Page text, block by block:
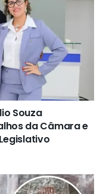
Souza
da Câmara e